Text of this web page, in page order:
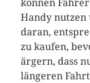
können
Handy nutzen
daran,
zu kaufen,
ärgern, dass
längeren